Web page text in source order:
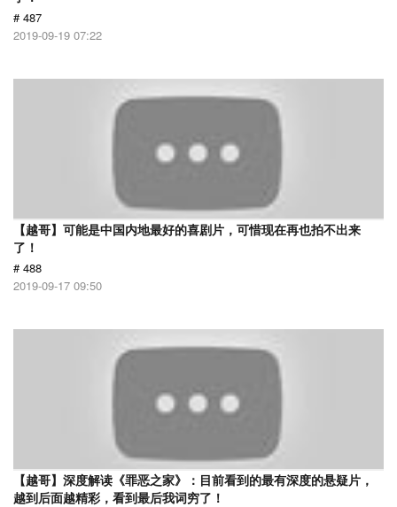
# 487
2019-09-19 07:22
【越哥】可能是中国内地最好的喜剧片，可惜现在再也拍不出来
了！
# 488
2019-09-17 09:50
【越哥】深度解读《罪恶之家》：目前看到的最有深度的悬疑片，
越到后面越精彩，看到最后我词穷了！